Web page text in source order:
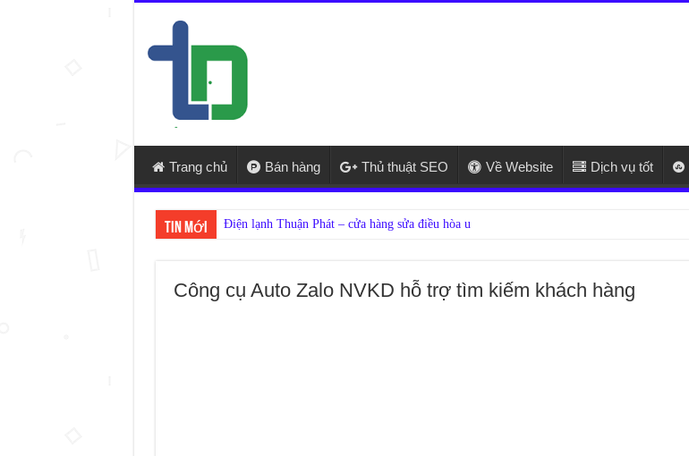
Trang chủ Bán hàng Thủ thuật SEO Về Website Dịch vụ tốt
Tin mới Nếu
Công cụ Auto Zalo NVKD hỗ trợ tìm kiếm khách hàng